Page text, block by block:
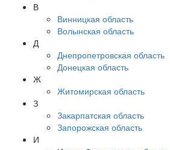
В
Винницкая область
Волынская область
Д
Днепропетровская область
Донецкая область
Ж
Житомирская область
З
Закарпатская область
Запорожская область
И